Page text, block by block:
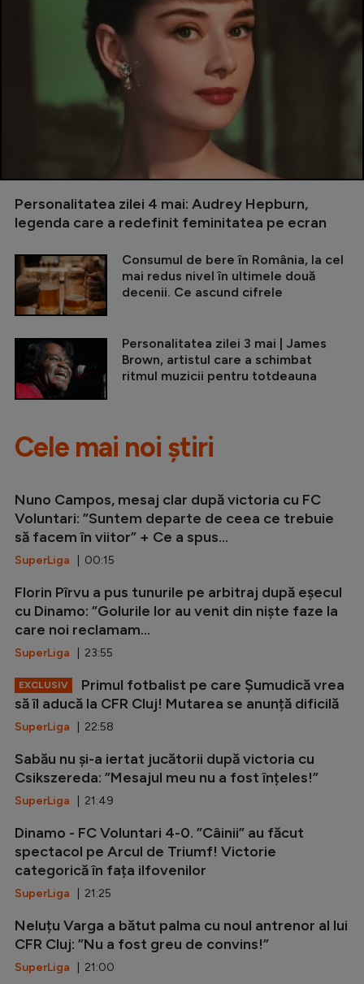
Personalitatea zilei 4 mai: Audrey Hepburn,
legenda care a redefinit feminitatea pe ecran
Consumul de bere în România, la cel
mai redus nivel în ultimele două
decenii. Ce ascund cifrele
Personalitatea zilei 3 mai | James
Brown, artistul care a schimbat
ritmul muzicii pentru totdeauna
Cele mai noi știri
Nuno Campos, mesaj clar după victoria cu FC
Voluntari: ”Suntem departe de ceea ce trebuie
să facem în viitor” + Ce a spus...
SuperLiga | 00:15
Florin Pîrvu a pus tunurile pe arbitraj după eșecul
cu Dinamo: ”Golurile lor au venit din niște faze la
care noi reclamam...
SuperLiga | 23:55
EXCLUSIV
Primul fotbalist pe care Șumudică vrea
să îl aducă la CFR Cluj! Mutarea se anunță dificilă
SuperLiga | 22:58
Sabău nu și-a iertat jucătorii după victoria cu
Csikszereda: ”Mesajul meu nu a fost înțeles!”
SuperLiga | 21:49
Dinamo - FC Voluntari 4-0. ”Câinii” au făcut
spectacol pe Arcul de Triumf! Victorie
categorică în fața ilfovenilor
SuperLiga | 21:25
Neluțu Varga a bătut palma cu noul antrenor al lui
CFR Cluj: ”Nu a fost greu de convins!”
SuperLiga | 21:00